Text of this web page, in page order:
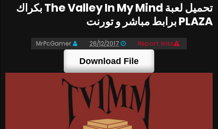
تحميل لعبة The Valley In My Mind بكراك
PLAZA برابط مباشر و تورنت
MrPcGamer 26/12/2017 Report links
Download File